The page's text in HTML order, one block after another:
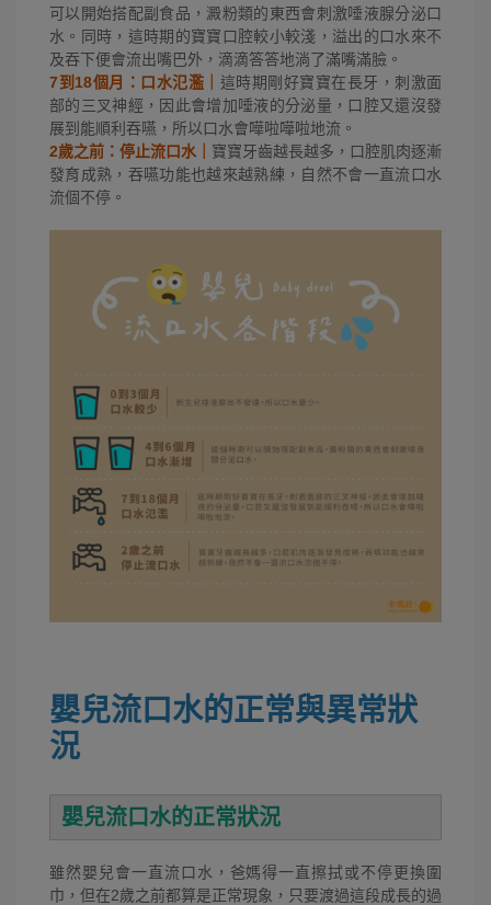
可以開始搭配副食品，澱粉類的東西會刺激唾液腺分泌口
水。同時，這時期的寶寶口腔較小較淺，溢出的口水來不
及吞下便會流出嘴巴外，滴滴答答地淌了滿嘴滿臉。
7到18個月：口水氾濫｜ 這時期剛好寶寶在長牙，刺激面
部的三叉神經，因此會增加唾液的分泌量，口腔又還沒發
展到能順利吞嚥，所以口水會嘩啦嘩啦地流。
2歲之前：停止流口水｜ 寶寶牙齒越長越多，口腔肌肉逐漸
發育成熟，吞嚥功能也越來越熟練，自然不會一直流口水
流個不停。
嬰兒流口水的正常與異常狀
況
嬰兒流口水的正常狀況
雖然嬰兒會一直流口水，爸媽得一直擦拭或不停更換圍
巾，但在2歲之前都算是正常現象，只要渡過這段成長的過